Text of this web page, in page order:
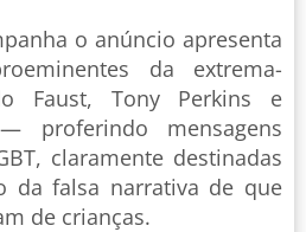
o anúncio apresenta
da extrema-
Faust, Tony Perkins e
proferindo mensagens
claramente destinadas
da falsa narrativa de que
de crianças.